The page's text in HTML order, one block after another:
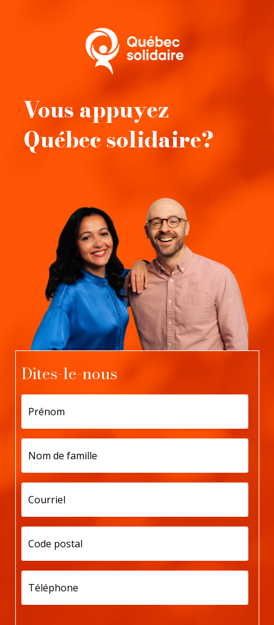
Vous appuyez
Québec solidaire?
Dites-le-nous
Prénom
Nom
de
famille
Courriel
Code
postal
Téléphone